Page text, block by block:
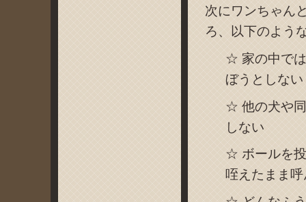
次にワンちゃん
ろ、以下のよう
☆ 家の中で
ぼうとしない
☆ 他の犬や
しない
☆ ボールを
咥えたまま